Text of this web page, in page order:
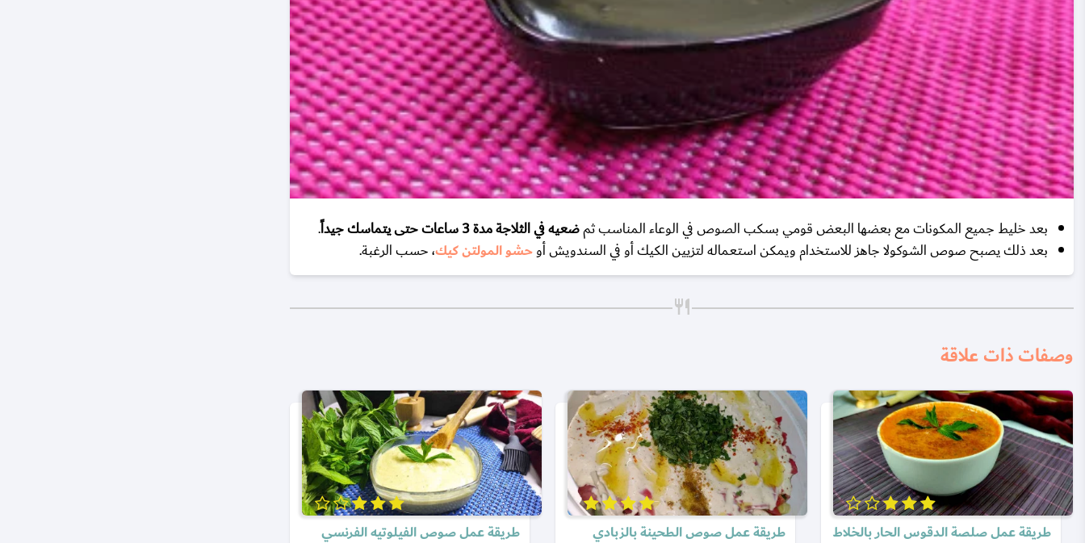
بعد خليط جميع المكونات مع بعضها البعض قومي بسكب الصوص في الوعاء المناسب ثمضعيه في الثلاجة مدة 3 ساعات حتى يتماسك جيداً
.
بعد ذلك يصبح صوص الشوكولا جاهز للاستخدام ويمكن استعماله لتزيين الكيك أو في السندويش أوحشو المولتن كيك، حسب الرغبة.
وصفات ذات علاقة
طريقة عمل صلصة الدقوس الحار بالخلاط طريقة عمل صوص الطحينة بالزبادي
طريقة عمل صوص الفيلوتيه الفرنسي